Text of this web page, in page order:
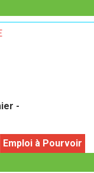
-
Emploi à Pourvoir